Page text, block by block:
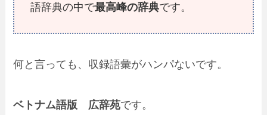
語辞典の中で最高峰の辞典です。
何と言っても、収録語彙がハンパないです。
ベトナム語版 広辞苑です。